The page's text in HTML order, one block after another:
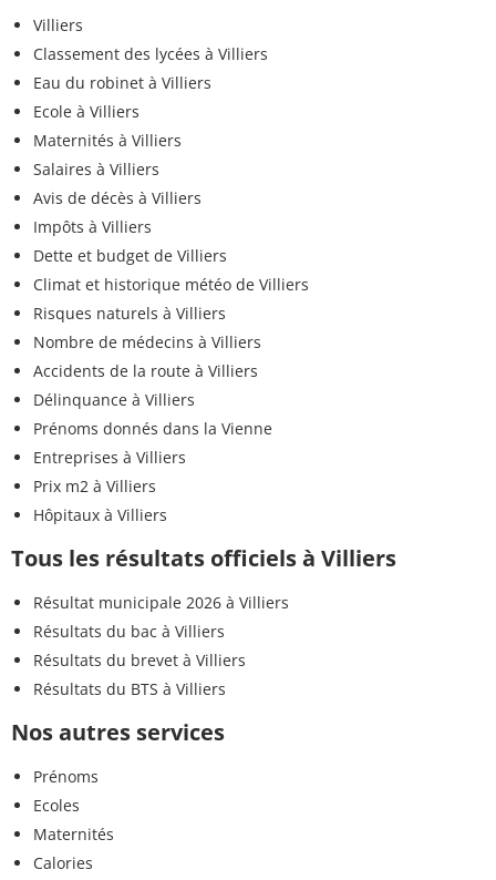
Villiers
Classement des lycées à Villiers
Eau du robinet à Villiers
Ecole à Villiers
Maternités à Villiers
Salaires à Villiers
Avis de décès à Villiers
Impôts à Villiers
Dette et budget de Villiers
Climat et historique météo de Villiers
Risques naturels à Villiers
Nombre de médecins à Villiers
Accidents de la route à Villiers
Délinquance à Villiers
Prénoms donnés dans la Vienne
Entreprises à Villiers
Prix m2 à Villiers
Hôpitaux à Villiers
Tous les résultats officiels à Villiers
Résultat municipale 2026 à Villiers
Résultats du bac à Villiers
Résultats du brevet à Villiers
Résultats du BTS à Villiers
Nos autres services
Prénoms
Ecoles
Maternités
Calories